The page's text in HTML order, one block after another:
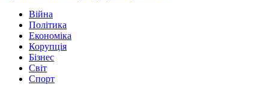
Війна
Політика
Економіка
Корупція
Бізнес
Світ
Спорт